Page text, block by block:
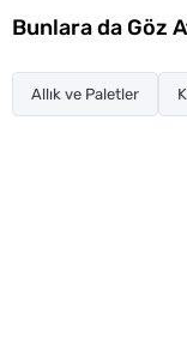
Bunlara da Göz
Allık ve Paletler